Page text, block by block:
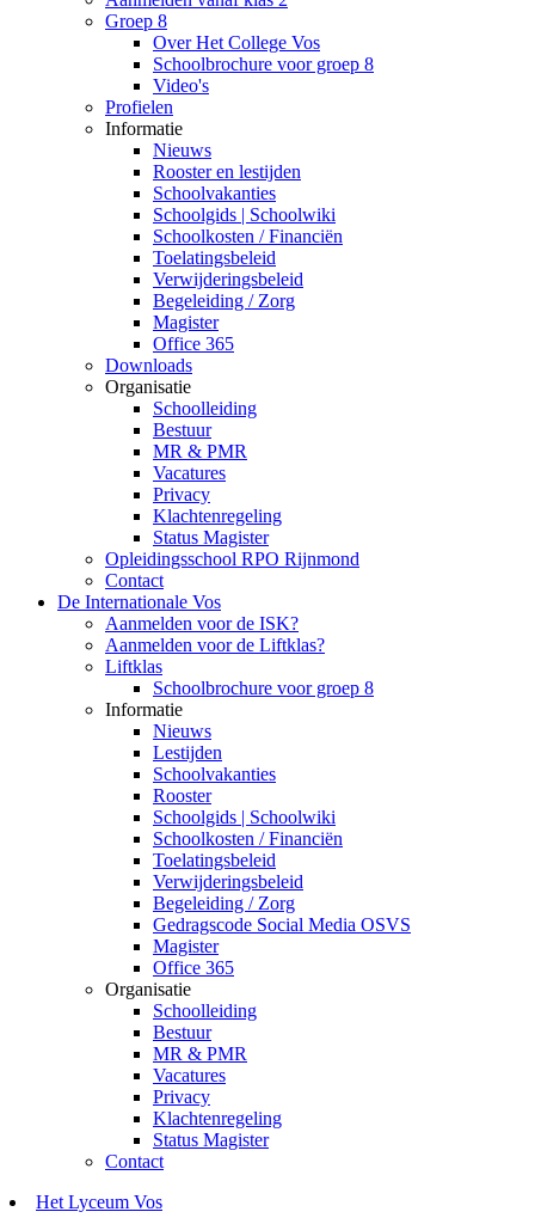
Groep 8
Over Het College Vos
Schoolbrochure voor groep 8
Video's
Profielen
Informatie
Nieuws
Rooster en lestijden
Schoolvakanties
Schoolgids | Schoolwiki
Schoolkosten / Financiën
Toelatingsbeleid
Verwijderingsbeleid
Begeleiding / Zorg
Magister
Office 365
Downloads
Organisatie
Schoolleiding
Bestuur
MR & PMR
Vacatures
Privacy
Klachtenregeling
Status Magister
Opleidingsschool RPO Rijnmond
Contact
De Internationale Vos
Aanmelden voor de ISK?
Aanmelden voor de Liftklas?
Liftklas
Schoolbrochure voor groep 8
Informatie
Nieuws
Lestijden
Schoolvakanties
Rooster
Schoolgids | Schoolwiki
Schoolkosten / Financiën
Toelatingsbeleid
Verwijderingsbeleid
Begeleiding / Zorg
Gedragscode Social Media OSVS
Magister
Office 365
Organisatie
Schoolleiding
Bestuur
MR & PMR
Vacatures
Privacy
Klachtenregeling
Status Magister
Contact
Het Lyceum Vos